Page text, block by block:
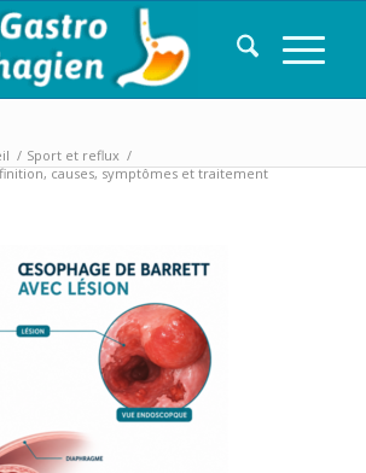
/ Sport et reflux /
causes, symptômes et traitement